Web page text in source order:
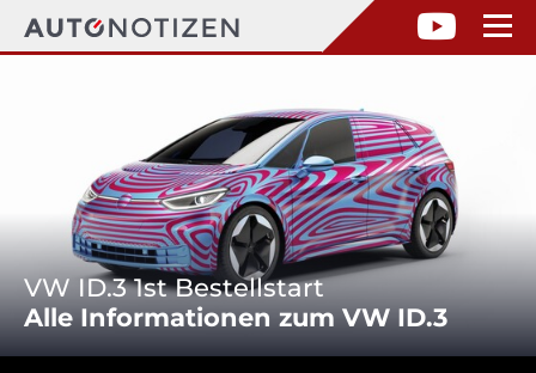
VW ID.3 1st Bestellstart
Alle Informationen zum VW ID.3